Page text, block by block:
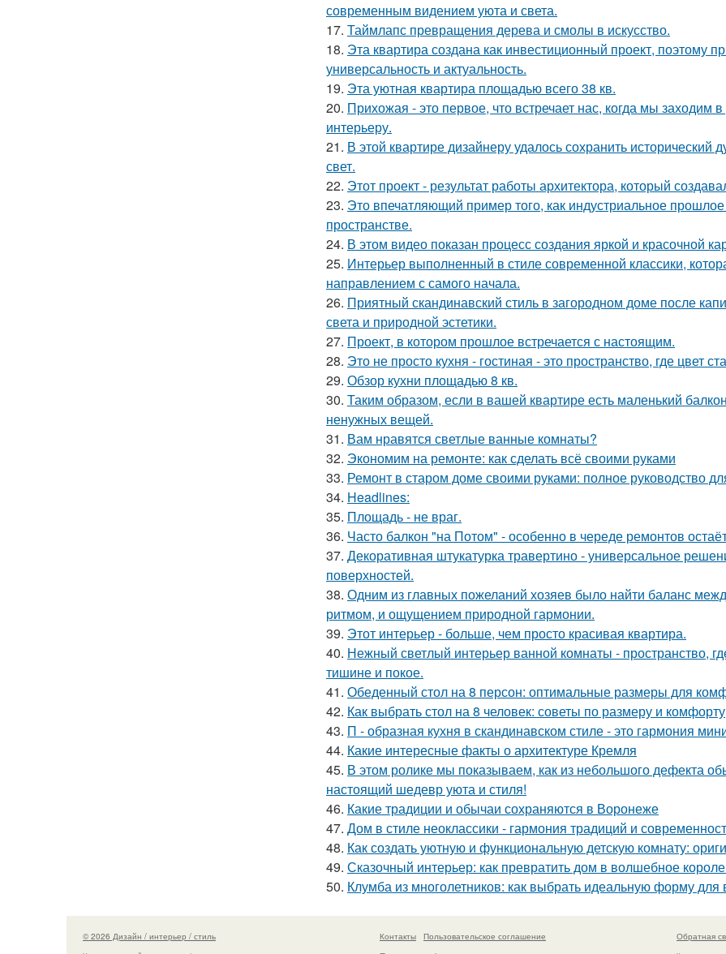
современным видением уюта и света.
17. Таймлапс превращения дерева и смолы в искусство.
18. Эта квартира создана как инвестиционный проект, поэтому
универсальность и актуальность.
19. Эта уютная квартира площадью всего 38 кв.
20. Прихожая - это первое, что встречает нас, когда мы заходим
интерьеру.
21. В этой квартире дизайнеру удалось сохранить исторический
свет.
22. Этот проект - результат работы архитектора, который
23. Это впечатляющий пример того, как индустриальное
пространстве.
24. В этом видео показан процесс создания яркой и красочной
25. Интерьер выполненный в стиле современной классики,
направлением с самого начала.
26. Приятный скандинавский стиль в загородном доме после
света и природной эстетики.
27. Проект, в котором прошлое встречается с настоящим.
28. Это не просто кухня - гостиная - это пространство, где цвет
29. Обзор кухни площадью 8 кв.
30. Таким образом, если в вашей квартире есть маленький
ненужных вещей.
31. Вам нравятся светлые ванные комнаты?
32. Экономим на ремонте: как сделать всё своими руками
33. Ремонт в старом доме своими руками: полное руководство
34. Headlines:
35. Площадь - не враг.
36. Часто балкон "на Потом" - особенно в череде ремонтов
37. Декоративная штукатурка травертино - универсальное
поверхностей.
38. Одним из главных пожеланий хозяев было найти баланс
ритмом, и ощущением природной гармонии.
39. Этот интерьер - больше, чем просто красивая квартира.
40. Нежный светлый интерьер ванной комнаты - пространство,
тишине и покое.
41. Обеденный стол на 8 персон: оптимальные размеры для
42. Как выбрать стол на 8 человек: советы по размеру и комфорту
43. П - образная кухня в скандинавском стиле - это гармония
44. Какие интересные факты о архитектуре Кремля
45. В этом ролике мы показываем, как из небольшого дефекта
настоящий шедевр уюта и стиля!
46. Какие традиции и обычаи сохраняются в Воронеже
47. Дом в стиле неоклассики - гармония традиций и
48. Как создать уютную и функциональную детскую комнату:
49. Сказочный интерьер: как превратить дом в волшебное
50. Клумба из многолетников: как выбрать идеальную форму для
© 2026 Дизайн / интерьер / стиль Контакты
Пользовательское соглашение
Обратная